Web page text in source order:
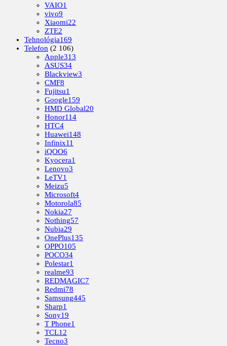
VAIO1
vivo9
Xiaomi22
ZTE2
Tehnológia169
Telefon (2 106)
Apple313
ASUS34
Blackview3
CMF8
Fujitsu1
Google159
HMD Global20
Honor114
HTC4
Huawei148
Infinix11
iQOO6
Kyocera1
Lenovo3
LeTV1
Meizu5
Microsoft4
Motorola85
Nokia27
Nothing57
Nubia29
OnePlus135
OPPO105
POCO34
Polestar1
realme93
REDMAGIC7
Redmi78
Samsung445
Sharp1
Sony19
T Phone1
TCL12
Tecno3